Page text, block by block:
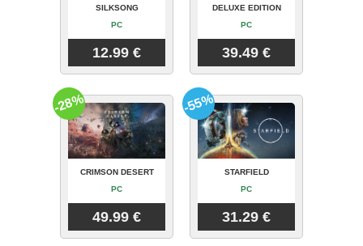
SILKSONG
PC
12.99 €
DELUXE EDITION
PC
39.49 €
CRIMSON DESERT
PC
49.99 €
-28%
STARFIELD
PC
31.29 €
-55%